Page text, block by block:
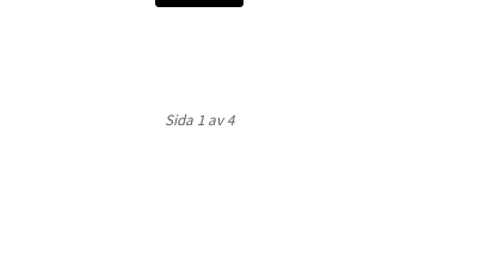
Sida 1 av 4